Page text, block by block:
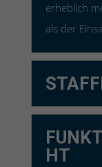
erheblich
als der
HT